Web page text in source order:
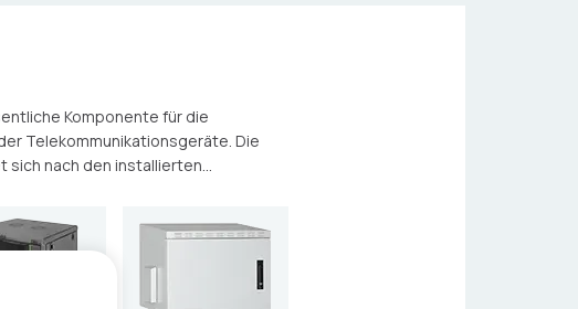
Komponente für die
Telekommunikationsgeräte. Die
sich nach den installierten...